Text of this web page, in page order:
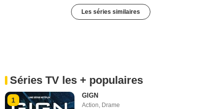
Les séries similaires
Séries TV les + populaires
1
GIGN
Action Drame